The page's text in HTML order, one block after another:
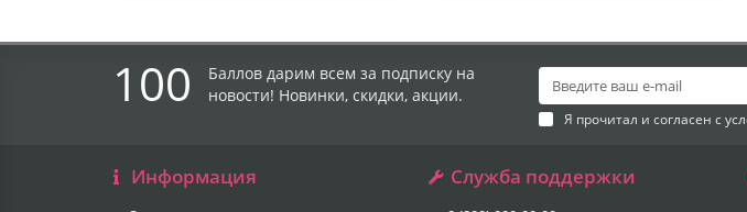
100
Баллов дарим всем за подписку на
новости! Новинки, скидки, акции.
Я прочитал и согласен с
Информация Служба поддержки